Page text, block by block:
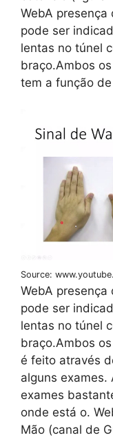
WebA
pode ser
lentas no túnel
braço.Ambos
tem a função
Source:
WebA
pode ser
lentas no túnel
braço.Ambos
é feito através
alguns exames.
exames
onde está o.
Mão (canal de